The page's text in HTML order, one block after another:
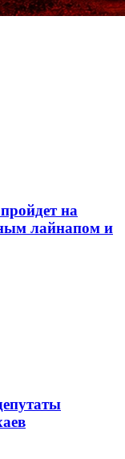
на
лайнапом и